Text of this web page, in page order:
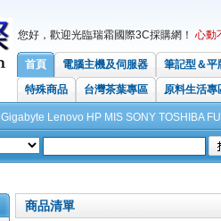
您好，歡迎光臨瑞霜國際3C採購網！ 心動
首頁 電腦主機及伺服器
筆記型＆平
特殊商品
台灣茶葉專區 原料生活專
Gigabyte Lenovo HP MIS SONY TOSHIBA
商品清單